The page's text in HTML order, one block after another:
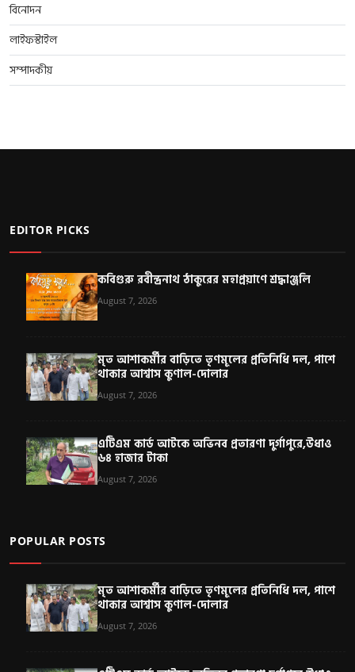
বিনোদন
লাইফস্টাইল
সম্পাদকীয়
EDITOR PICKS
কবিগুরু রবীন্দ্রনাথ ঠাকুরের মহাপ্রয়াণে শ্রদ্ধাঞ্জলি
August 7, 2026
মৃত আশাকর্মীর বাড়িতে তৃণমূলের প্রতিনিধি দল, পাশে
থাকার আশ্বাস কুণাল-দোলার
August 7, 2026
এটিএম কার্ড আটকে অভিনব প্রতারণা দুর্গাপুরে,উধাও
৬৪ হাজার টাকা
August 7, 2026
POPULAR POSTS
মৃত আশাকর্মীর বাড়িতে তৃণমূলের প্রতিনিধি দল, পাশে
থাকার আশ্বাস কুণাল-দোলার
August 7, 2026